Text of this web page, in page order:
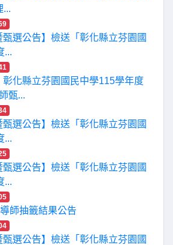
...
甄選公告】檢送「彰化縣立芬園國
...
彰化縣立芬園國民中學115學年度
甄...
甄選公告】檢送「彰化縣立芬園國
...
甄選公告】檢送「彰化縣立芬園國
...
師抽籤結果公告
甄選公告】檢送「彰化縣立芬園國